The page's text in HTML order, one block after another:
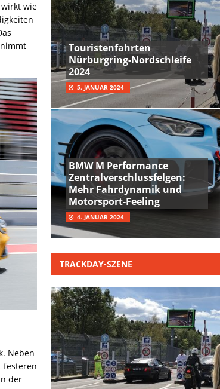
wie
Neben
festeren
der
Touristenfahrten
Nürburgring-Nordschleife
2024
5. JANUAR 2024
BMW M Performance
Zentralverschlussfelgen:
Mehr Fahrdynamik und
Motorsport-Feeling
4. JANUAR 2024
TRACKDAY-SZENE